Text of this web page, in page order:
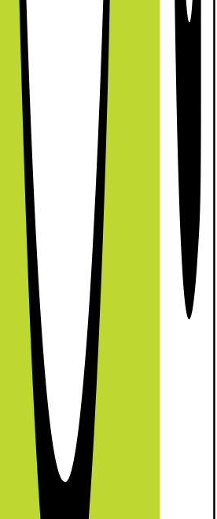
i ditt kök med EcoSilence Drive, som
och arbetar med viskande tysta 39
förstärks ytterligare av
som minskar ljudnivån till ännu lägre 38
för vardagsrum med öppen
är utrustad med en rad program och
städproblem. Från den intensiva 70 °C-
till Eco 50 °C-programmet för
denna diskmaskin optimala
som Extra Dry, Intensive Zone
medan SpeedPerfect+
med prestanda. Med sin
funktioner och användarvänliga drift är
ett viktigt tillskott till alla
en apparat; det är en följeslagare som
om dina rätter med precision och
& Support
[
(engelska)
pdf
(svenska)
pdf